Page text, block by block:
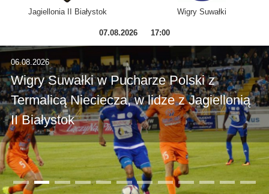
Jagiellonia II Białystok Wigry Suwałki
07.08.2026 17:00
06.08.2026
Wigry Suwałki w Pucharze Polski z
Termalicą Nieciecza, w lidze z Jagiellonią
II Białystok